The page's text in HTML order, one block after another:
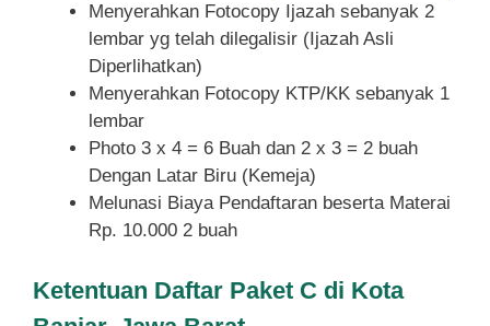
Menyerahkan Fotocopy Ijazah sebanyak 2
lembar yg telah dilegalisir (Ijazah Asli
Diperlihatkan)
Menyerahkan Fotocopy KTP/KK sebanyak 1
lembar
Photo 3 x 4 = 6 Buah dan 2 x 3 = 2 buah
Dengan Latar Biru (Kemeja)
Melunasi Biaya Pendaftaran beserta Materai
Rp. 10.000 2 buah
Ketentuan Daftar Paket C di Kota